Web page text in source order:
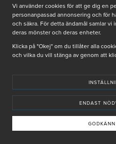
HUDVÅRD
2025-12-
Vi använder cookies för att ge dig en
personanpassad annonsering och för
och säkra. För detta ändamål samlar vi
deras mönster och deras enheter.
Klicka på "Okej" om du tillåter alla
och vilka du vill stänga av genom att
ENDAST